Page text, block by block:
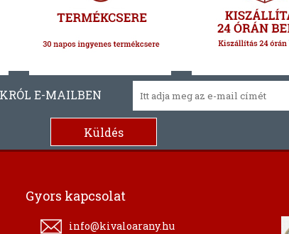
E-MAILBEN
Gyors kapcsolat
info@kivaloarany.hu